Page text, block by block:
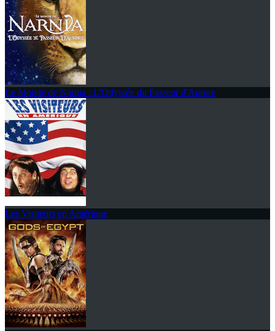
Le Monde de Narnia : L'Odyssée du Passeur d'Aurore
Les Visiteurs en Amérique